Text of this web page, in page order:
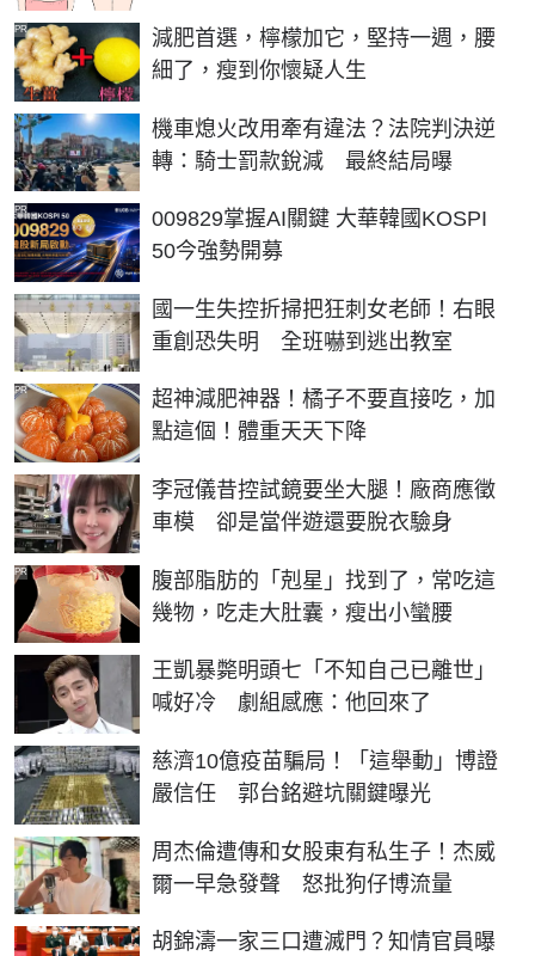
減肥首選，檸檬加它，堅持一週，腰
細了，瘦到你懷疑人生
PR
機車熄火改用牽有違法？法院判決逆
轉：騎士罰款銳減 最終結局曝
009829掌握AI關鍵 大華韓國KOSPI
50今強勢開募
PR
國一生失控折掃把狂刺女老師！右眼
重創恐失明 全班嚇到逃出教室
超神減肥神器！橘子不要直接吃，加
點這個！體重天天下降
PR
李冠儀昔控試鏡要坐大腿！廠商應徵
車模 卻是當伴遊還要脫衣驗身
腹部脂肪的「剋星」找到了，常吃這
幾物，吃走大肚囊，瘦出小蠻腰
PR
王凱暴斃明頭七「不知自己已離世」
喊好冷 劇組感應：他回來了
慈濟10億疫苗騙局！「這舉動」博證
嚴信任 郭台銘避坑關鍵曝光
周杰倫遭傳和女股東有私生子！杰威
爾一早急發聲 怒批狗仔博流量
胡錦濤一家三口遭滅門？知情官員曝